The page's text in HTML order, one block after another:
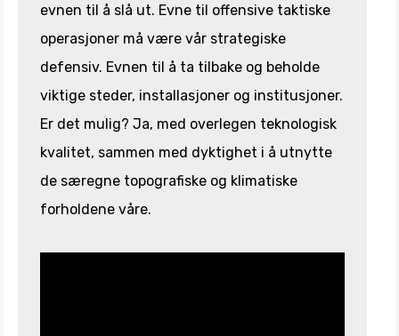
evnen til å slå ut. Evne til offensive taktiske
operasjoner må være vår strategiske
defensiv. Evnen til å ta tilbake og beholde
viktige steder, installasjoner og institusjoner.
Er det mulig? Ja, med overlegen teknologisk
kvalitet, sammen med dyktighet i å utnytte
de særegne topografiske og klimatiske
forholdene våre.